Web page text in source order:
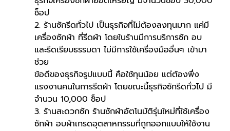
ช็อป
2. ร้านซักรีดทั่วไป เป็นธุรกิจที่ไม่ต้องลงทุนมาก แค่มี
เครื่องซักผ้า ที่รีดผ้า โดยในร้านมีการบริการซัก อบ
และรีดเรียบธรรมดา ไม่มีการใช้เครื่องมืออื่นๆ เข้ามา
ช่วย
ข้อดีของธุรกิจรูปแบบนี้ คือใช้ทุนน้อย แต่ต้องพึ่ง
แรงงานคนในการรีดผ้า โดยขณะนี้ธุรกิจซักรีดทั่วไป มี
จำนวน 10,000 ช็อป
3. ร้านสะดวกซัก ร้านซักผ้าอัตโนมัติรุ่นใหม่ที่ใช้เครื่อง
ซักผ้า อบผ้าเกรดอุตสาหกรรมที่ถูกออกแบบให้ใช้งาน